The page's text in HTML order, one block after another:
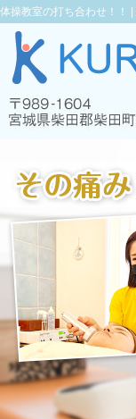
体操教室の打ち合わせ！！ |